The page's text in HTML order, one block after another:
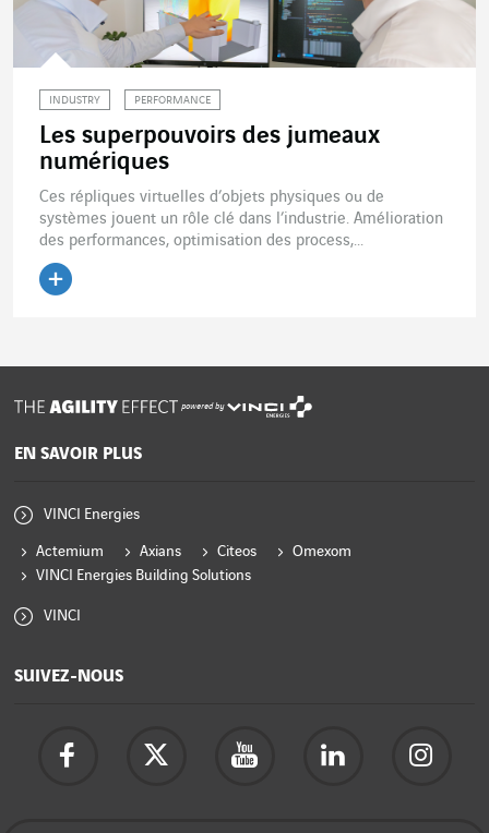
INDUSTRY PERFORMANCE
Les superpouvoirs des jumeaux
numériques
Ces répliques virtuelles d’objets physiques ou de
systèmes jouent un rôle clé dans l’industrie. Amélioration
des performances, optimisation des process,...
powered by
EN SAVOIR PLUS
VINCI Energies
Actemium Axians Citeos
Omexom
VINCI Energies Building Solutions
VINCI
SUIVEZ-NOUS